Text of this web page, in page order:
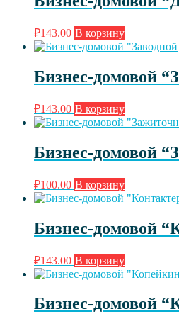
₽143.00 В корзину
Бизнес-домовой
₽143.00 В корзину
Бизнес-домовой
₽100.00 В корзину
Бизнес-домовой
₽143.00 В корзину
Бизнес-домовой